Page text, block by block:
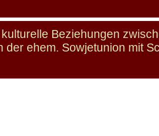
Beziehungen
der ehem. Sowjetunion mit